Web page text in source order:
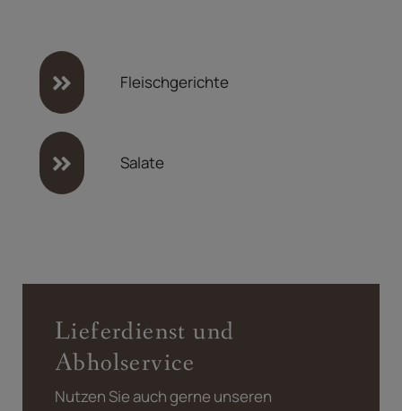
Fleischgerichte
Salate
Lieferdienst und
Abholservice
Nutzen Sie auch gerne unseren